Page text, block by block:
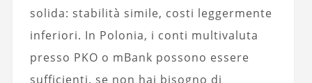
solida: stabilità simile, costi leggermente
inferiori. In Polonia, i conti multivaluta
presso PKO o mBank possono essere
sufficienti, se non hai bisogno di